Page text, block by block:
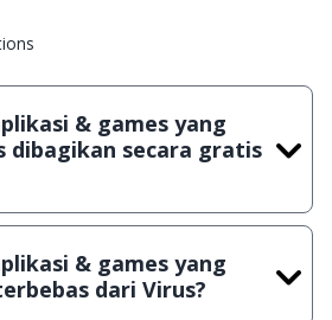
& games yang
dibagikan secara gratis
aplikasi & games yang
& games yang
dari Virus?